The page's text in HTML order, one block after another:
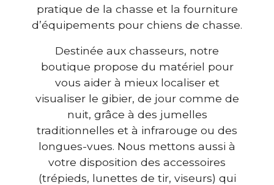
pratique de la chasse et la fourniture
d’équipements pour chiens de chasse.
Destinée aux chasseurs, notre
boutique propose du matériel pour
vous aider à mieux localiser et
visualiser le gibier, de jour comme de
nuit, grâce à des jumelles
traditionnelles et à infrarouge ou des
longues-vues. Nous mettons aussi à
votre disposition des accessoires
(trépieds, lunettes de tir, viseurs) qui